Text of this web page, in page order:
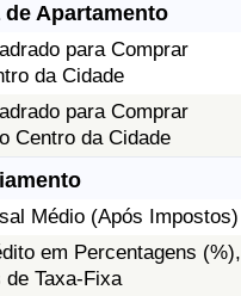
Apartamento
para Comprar
da Cidade
para Comprar
Centro da Cidade
Médio (Após Impostos)
em Percentagens (%),
de Taxa-Fixa
Crime (Atual)
por país